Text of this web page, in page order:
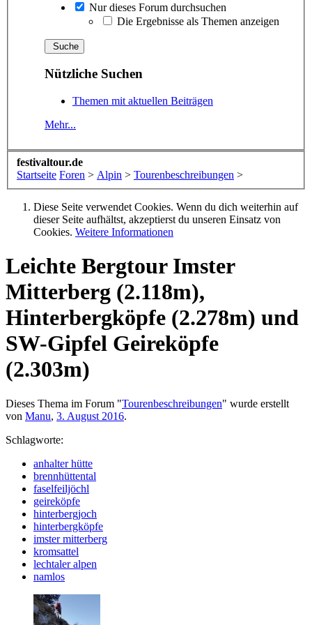
Nur dieses Forum durchsuchen
Die Ergebnisse als Themen anzeigen
Nützliche Suchen
Themen mit aktuellen Beiträgen
Mehr...
festivaltour.de
Startseite Foren > Alpin > Tourenbeschreibungen >
Diese Seite verwendet Cookies. Wenn du dich weiterhin auf
dieser Seite aufhältst, akzeptierst du unseren Einsatz von
Cookies. Weitere Informationen
Leichte BergtourImster
Mitterberg (2.118m),
Hinterbergköpfe (2.278m) und
SW-Gipfel Geireköpfe
(2.303m)
Dieses Thema im Forum "Tourenbeschreibungen" wurde erstellt
von Manu, 3. August 2016.
Schlagworte:
anhalter hütte
brennhüttental
faselfeiljöchl
geireköpfe
hinterbergjoch
hinterbergköpfe
imster mitterberg
kromsattel
lechtaler alpen
namlos